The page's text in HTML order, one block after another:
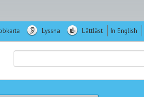
Lyssna Lättläst In English